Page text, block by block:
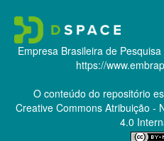
Empresa Brasileira de
https://
O conteúdo do repositório
Creative CommonsAtribuição -
4.0